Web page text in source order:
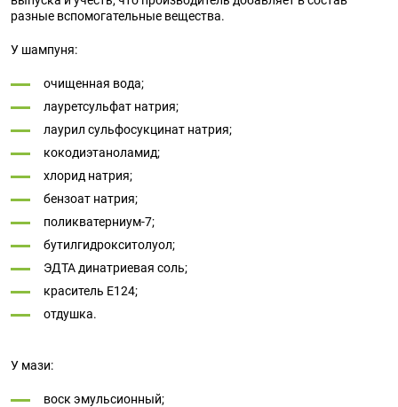
разные вспомогательные вещества.
У шампуня:
очищенная вода;
лауретсульфат натрия;
лаурил сульфосукцинат натрия;
кокодиэтаноламид;
хлорид натрия;
бензоат натрия;
поликватерниум-7;
бутилгидрокситолуол;
ЭДТА динатриевая соль;
краситель Е124;
отдушка.
У мази:
воск эмульсионный;